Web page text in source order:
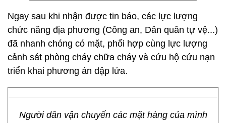
Ngay sau khi nhận được tin báo, các lực lượng
chức năng địa phương (Công an, Dân quân tự vệ...)
đã nhanh chóng có mặt, phối hợp cùng lực lượng
cảnh sát phòng cháy chữa cháy và cứu hộ cứu nạn
triển khai phương án dập lửa.
Người dân vận chuyển các mặt hàng của mình